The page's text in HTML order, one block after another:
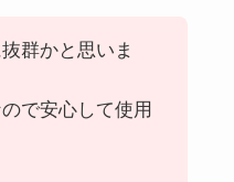
群かと思いま
で安心して使用